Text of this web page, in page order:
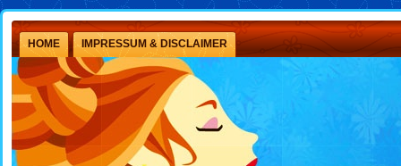
HOME IMPRESSUM & DISCLAIMER